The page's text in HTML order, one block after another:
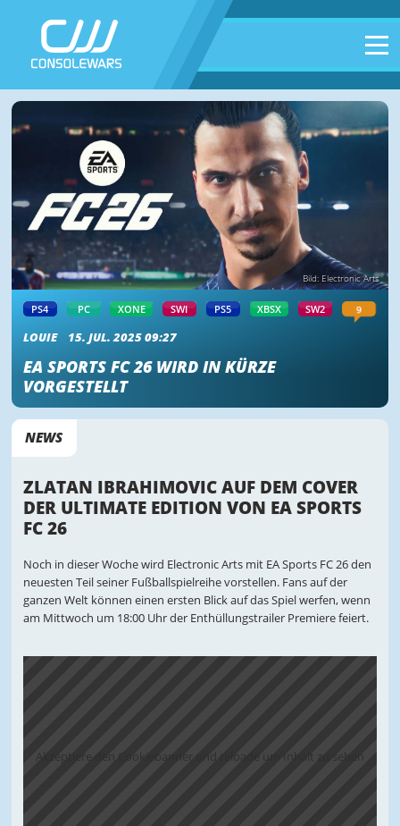
Bild: Electronic Arts
PS4 PC XONE SWI PS5 XBSX SW2 9
LOUIE 15. JUL. 2025 09:27
EA SPORTS FC 26 WIRD IN KÜRZE
VORGESTELLT
NEWS
ZLATAN IBRAHIMOVIC AUF DEM COVER
DER ULTIMATE EDITION VON EA SPORTS
FC 26
Noch in dieser Woche wird Electronic Arts mit EA Sports FC 26 den
neuesten Teil seiner Fußballspielreihe vorstellen. Fans auf der
ganzen Welt können einen ersten Blick auf das Spiel werfen, wenn
am Mittwoch um 18:00 Uhr der Enthüllungstrailer Premiere feiert.
Akzeptiere den Cookiebanner und reloade um Inhalt zu sehen